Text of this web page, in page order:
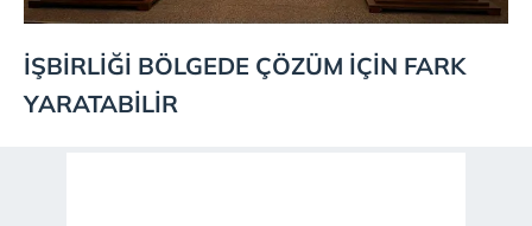
İŞBİRLİĞİ BÖLGEDE ÇÖZÜM İÇİN FARK
YARATABİLİR